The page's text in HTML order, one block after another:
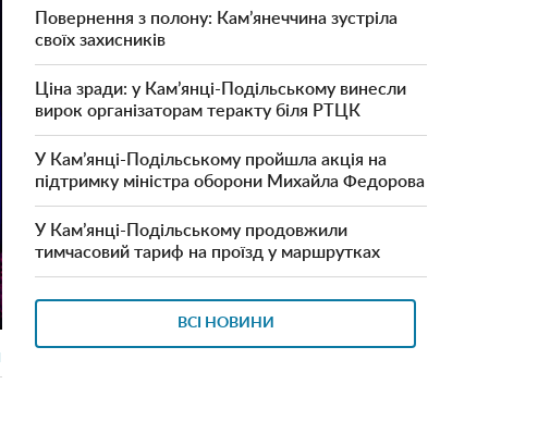
Повернення з полону: Кам’янеччина зустріла
своїх захисників
Ціна зради: у Кам’янці-Подільському винесли
вирок організаторам теракту біля РТЦК
У Кам’янці-Подільському пройшла акція на
підтримку міністра оборони Михайла Федорова
У Кам’янці-Подільському продовжили
тимчасовий тариф на проїзд у маршрутках
ВСІ НОВИНИ